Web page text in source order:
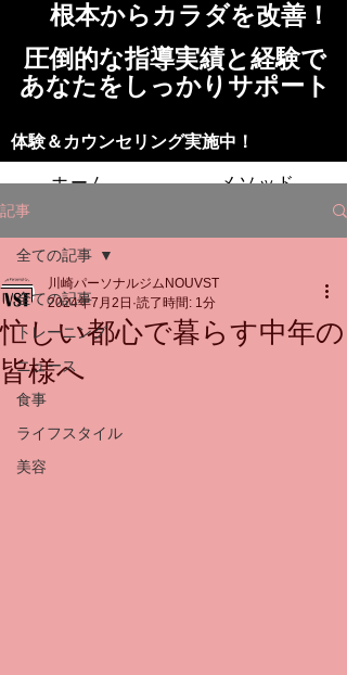
​根本からカラダを改善！​​
​​圧倒的な指導実績と経験で
​あなたをしっかりサポート
​​​体験＆カウンセリング実施中！
ホーム メソッド
トレーニングの流れ 施設
スタッフ よくある質問 料金
お問い合わせ
記事
全ての記事
トレーニング
ニュース
食事
ライフスタイル
美容
全ての記事
忙しい都心で暮らす中年の
皆様へ
川崎パーソナルジムNOUVST
2024年7月2日 読了時間: 1分